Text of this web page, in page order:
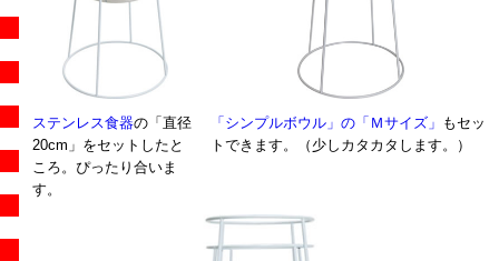
ステンレス食器の「直径
20cm」をセットしたと
ころ。ぴったり合いま
す。
「シンプルボウル」の「Ｍサイズ」 もセッ
トできます。（少しカタカタします。）